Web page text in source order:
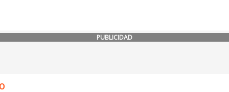
PUBLICIDAD